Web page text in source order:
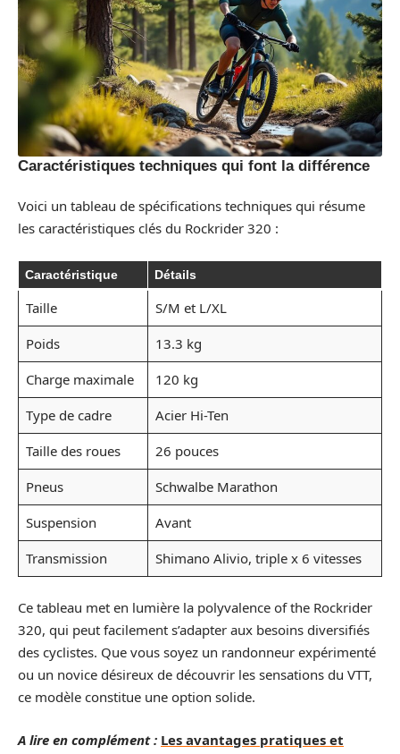
Caractéristiques techniques qui font la différence
Voici un tableau de spécifications techniques qui résume
les caractéristiques clés du Rockrider 320 :
Caractéristique Détails
Taille
S/M et L/XL
Poids
13.3 kg
Charge maximale
120 kg
Type de cadre
Acier Hi-Ten
Taille des roues
26 pouces
Pneus
Schwalbe Marathon
Suspension
Avant
Transmission
Shimano Alivio, triple x 6 vitesses
Ce tableau met en lumière la polyvalence of the Rockrider
320, qui peut facilement s’adapter aux besoins diversifiés
des cyclistes. Que vous soyez un randonneur expérimenté
ou un novice désireux de découvrir les sensations du VTT,
ce modèle constitue une option solide.
A lire en complément : Les avantages pratiques et